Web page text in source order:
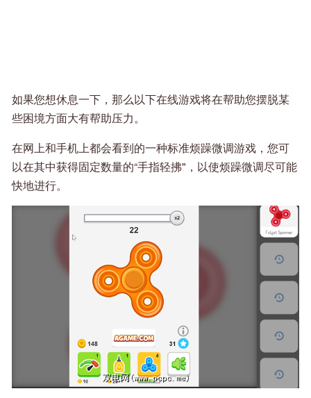
如果您想休息一下，那么以下在线游戏将在帮助您摆脱某
些困境方面大有帮助压力。
在网上和手机上都会看到的一种标准烦躁微调游戏，您可
以在其中获得固定数量的“手指轻拂"，以使烦躁微调尽可能
快地进行。